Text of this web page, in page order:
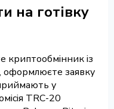
на готівку
криптообмінник із
оформлюєте заявку
у
TRC-20